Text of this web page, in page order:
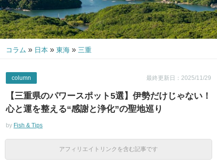
コラム » 日本 » 東海 » 三重
最終更新日：2025/11/29
column
【三重県のパワースポット5選】伊勢だけじゃない！
心と運を整える“感謝と浄化”の聖地巡り
by Fish & Tips
アフィリエイトリンクを含む記事です